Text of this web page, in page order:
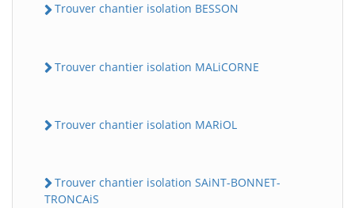
Trouver chantier isolation BESSON
Trouver chantier isolation MALiCORNE
Trouver chantier isolation MARiOL
Trouver chantier isolation SAiNT-BONNET-
TRONCAiS